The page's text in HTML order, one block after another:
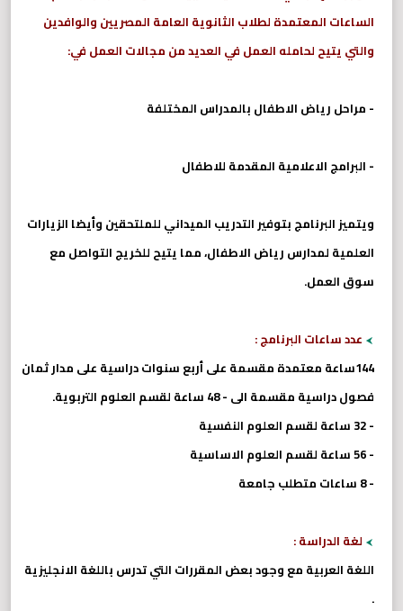
الساعات المعتمدة لطلاب الثانوية العامة المصريين والوافدين
والتي يتيح لحامله العمل في العديد من مجالات العمل في:
- مراحل رياض الاطفال بالمدراس المختلفة
- البرامج الاعلامية المقدمة للاطفال
ويتميز البرنامج بتوفير التدريب الميداني للملتحقين وأيضا الزيارات
العلمية لمدارس رياض الاطفال، مما يتيح للخريج التواصل مع
سوق العمل.
عدد ساعات البرنامج :
144ساعة معتمدة مقسمة على أربع سنوات دراسية على مدار ثمان
فصول دراسية مقسمة الى - 48 ساعة لقسم العلوم التربوية.
- 32 ساعة لقسم العلوم النفسية
- 56 ساعة لقسم العلوم الاساسية
- 8 ساعات متطلب جامعة
لغة الدراسة :
اللغة العربية مع وجود بعض المقررات التي تدرس باللغة الانجليزية
.